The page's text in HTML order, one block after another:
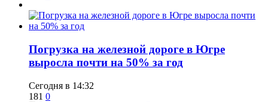
​Погрузка на железной дороге в Югре
выросла почти на 50% за год
Сегодня в 14:32
181 0